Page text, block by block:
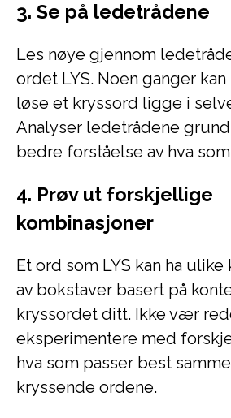
3. Se på ledetrådene
Les nøye gjennom
ordet LYS. Noen ganger
løse et kryssord ligge i
Analyser ledetrådene
bedre forståelse av hva
4. Prøv ut forskjellige
kombinasjoner
Et ord som LYS kan ha
av bokstaver basert på
kryssordet ditt. Ikke vær
eksperimentere med
hva som passer best
kryssende ordene.